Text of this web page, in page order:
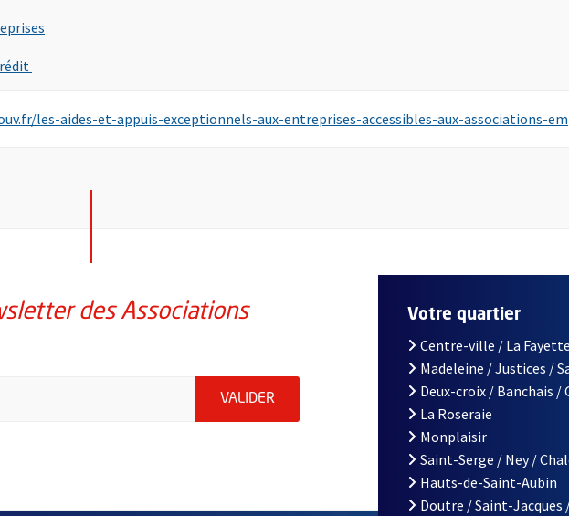
les-aides-et-appuis-exceptionnels-aux-entreprises-accessibles-aux-associations-
des Associations
d'information des associations de la ville d'Angers, indiquez votre email (champ
VALIDERENVOYER MA DEMANDE D'INSCRIPTION À LA
Votre quartier
Centre-ville / La
Madeleine / Justices /
Deux-croix / Banchais /
La Roseraie
Monplaisir
Saint-Serge / Ney /
Hauts-de-Saint-Aubin
Doutre / Saint-Jacques